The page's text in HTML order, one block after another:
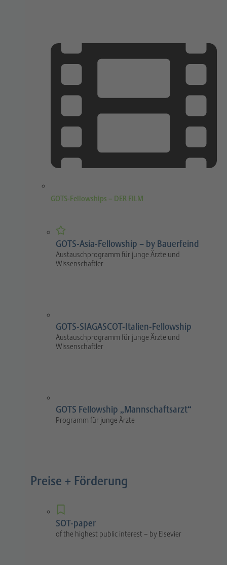
GOTS-Fellowships – DER FILM
GOTS-Asia-Fellowship – by Bauerfeind
Austauschprogramm für junge Ärzte und
Wissenschaftler
GOTS-SIAGASCOT-Italien-Fellowship
Austauschprogramm für junge Ärzte und
Wissenschaftler
GOTS Fellowship „Mannschaftsarzt“
Programm für junge Ärzte
Preise + Förderung
SOT-paper
of the highest public interest – by Elsevier